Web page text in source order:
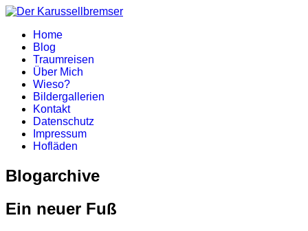
Home
Blog
Traumreisen
Über Mich
Wieso?
Bildergallerien
Kontakt
Datenschutz
Impressum
Hofläden
Blogarchive
Ein neuer Fuß